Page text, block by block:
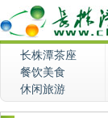
长株潭茶座
餐饮美食
休闲旅游